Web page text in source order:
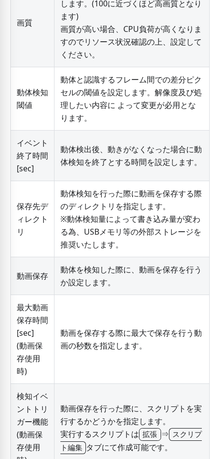
画質
します。(100に近づくほど高画質となり
ます)
画質が高い場合、CPU負荷が高くなりま
すのでリソース状況確認の上、設定して
ください。
動体検知
閾値
動体と認識するフレーム間での差分ピク
セルの閾値を設定します。解像度及び処
理したい内容に よって変更が必用とな
ります。
イベント
終了時間
[sec]
動体検出後、動きがなくなった場合に動
体検知を終了とする時間を設定します。
保存先デ
ィレクト
リ
動体検知を行った際に動画を保存する際
のディレクトリを指定します。
※動体検知量によって書き込み量が変わ
る為、USBメモリ等の外部ストレージを
推奨いたします。
動画保存
動体を検知した際に、動画を保存を行う
か設定します。
最大動画
保存時間
[sec]
(動画保
存使用
時)
動画を保存する際に最大で保存を行う動
画の秒数を指定します。
検知イベ
ントトリ
ガー機能
(動画保
存使用
動画保存を行った際に、スクリプトを実
行するかどうかを指定します。
実行するスクリプトは 拡張 ⇒ スクリプ
ト編集 タブにて作成可能です。